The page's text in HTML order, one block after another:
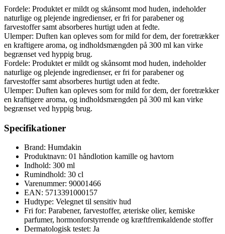
Fordele: Produktet er mildt og skånsomt mod huden, indeholder
naturlige og plejende ingredienser, er fri for parabener og
farvestoffer samt absorberes hurtigt uden at fedte.
Ulemper: Duften kan opleves som for mild for dem, der foretrækker
en kraftigere aroma, og indholdsmængden på 300 ml kan virke
begrænset ved hyppig brug.
Fordele: Produktet er mildt og skånsomt mod huden, indeholder
naturlige og plejende ingredienser, er fri for parabener og
farvestoffer samt absorberes hurtigt uden at fedte.
Ulemper: Duften kan opleves som for mild for dem, der foretrækker
en kraftigere aroma, og indholdsmængden på 300 ml kan virke
begrænset ved hyppig brug.
Specifikationer
Brand: Humdakin
Produktnavn: 01 håndlotion kamille og havtorn
Indhold: 300 ml
Rumindhold: 30 cl
Varenummer: 90001466
EAN: 5713391000157
Hudtype: Velegnet til sensitiv hud
Fri for: Parabener, farvestoffer, æteriske olier, kemiske
parfumer, hormonforstyrrende og kræftfremkaldende stoffer
Dermatologisk testet: Ja